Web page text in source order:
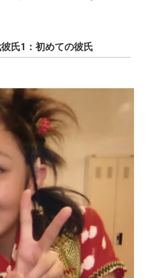
氏1：初めての彼氏